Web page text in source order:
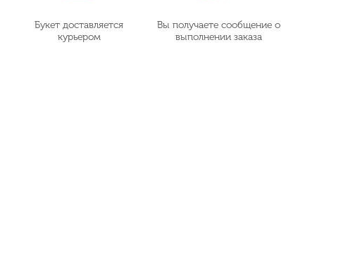
Букет доставляется
курьером
Вы получаете сообщение о
выполнении заказа